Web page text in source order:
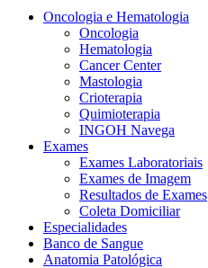
Oncologia e Hematologia
Oncologia
Hematologia
Cancer Center
Mastologia
Crioterapia
Quimioterapia
INGOH Navega
Exames
Exames Laboratoriais
Exames de Imagem
Resultados de Exames
Coleta Domiciliar
Especialidades
Banco de Sangue
Anatomia Patológica